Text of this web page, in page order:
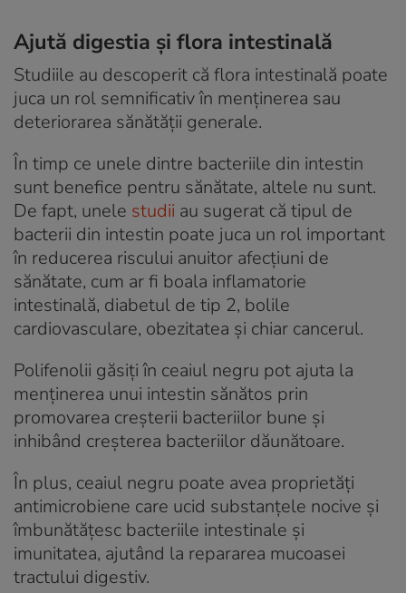
Ajută digestia și flora intestinală
Studiile au descoperit că flora intestinală poate
juca un rol semnificativ în menținerea sau
deteriorarea sănătății generale.
În timp ce unele dintre bacteriile din intestin
sunt benefice pentru sănătate, altele nu sunt.
De fapt, unele studii au sugerat că tipul de
bacterii din intestin poate juca un rol important
în reducerea riscului anuitor afecțiuni de
sănătate, cum ar fi boala inflamatorie
intestinală, diabetul de tip 2, bolile
cardiovasculare, obezitatea și chiar cancerul.
Polifenolii găsiți în ceaiul negru pot ajuta la
menținerea unui intestin sănătos prin
promovarea creșterii bacteriilor bune și
inhibând creșterea bacteriilor dăunătoare.
În plus, ceaiul negru poate avea proprietăți
antimicrobiene care ucid substanțele nocive și
îmbunătățesc bacteriile intestinale și
imunitatea, ajutând la repararea mucoasei
tractului digestiv.